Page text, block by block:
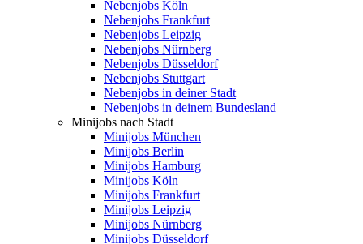
Nebenjobs Köln
Nebenjobs Frankfurt
Nebenjobs Leipzig
Nebenjobs Nürnberg
Nebenjobs Düsseldorf
Nebenjobs Stuttgart
Nebenjobs in deiner Stadt
Nebenjobs in deinem Bundesland
Minijobs nach Stadt
Minijobs München
Minijobs Berlin
Minijobs Hamburg
Minijobs Köln
Minijobs Frankfurt
Minijobs Leipzig
Minijobs Nürnberg
Minijobs Düsseldorf